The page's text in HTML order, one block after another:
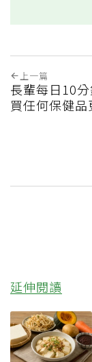
上一篇
長輩每日10
買任何保健品
延伸閱讀